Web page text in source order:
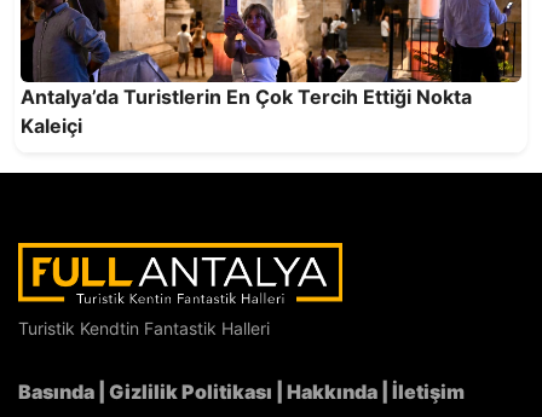
Tazı Kanyonu’nda kayalara çıkmak yasak!
Antalya’da Turistlerin En Çok Tercih Ettiği Nokta
Kaleiçi
Turistik Kendtin Fantastik Halleri
Basında Gizlilik Politikası Hakkında İletişim